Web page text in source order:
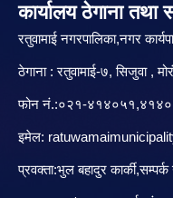
कार्यालय ठेगाना तथा
रतुवामाई नगरपालिका,नगर
ठेगाना : रतुवामाई-७, सिजुवा ,
फोन नं.:०२१-
इमेल:
प्रवक्ता:भुल बहादुर